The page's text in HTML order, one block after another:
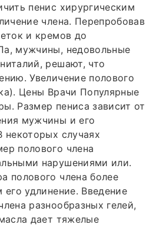
пенис хирургическим
члена. Перепробовав
и кремов до
мужчины, недовольные
решают, что
Увеличение полового
Цены Врачи Популярные
Размер пениса зависит от
мужчины и его
некоторых случаях
полового члена
нарушениями или.
полового члена более
удлинение. Введение
разнообразных гелей,
дает тяжелые